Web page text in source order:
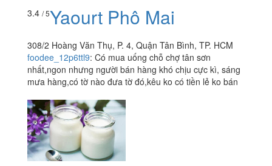
3.4 / 5Yaourt Phô Mai
308/2 Hoàng Văn Thụ, P. 4, Quận Tân Bình, TP. HCM
foodee_12p6ttl9: Có mua uống chỗ chợ tân sơn
nhất,ngon nhưng người bán hàng khó chịu cực kì, sáng
mưa hàng,có tờ nào đưa tờ đó,kêu ko có tiền lẻ ko bán